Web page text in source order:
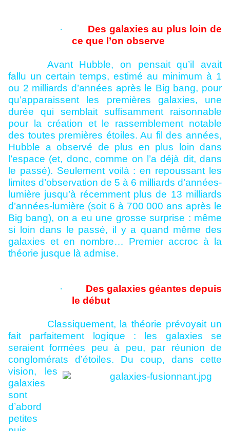
·
Des galaxies au plus loin de
ce que l’on observe
Avant Hubble, on pensait qu’il avait
fallu un certain temps, estimé au minimum à 1
ou 2 milliards d’années après le Big bang, pour
qu’apparaissent les premières galaxies, une
durée qui semblait suffisamment raisonnable
pour la création et le rassemblement notable
des toutes premières étoiles. Au fil des années,
Hubble a observé de plus en plus loin dans
l’espace (et, donc, comme on l’a déjà dit, dans
le passé). Seulement voilà : en repoussant les
limites d’observation de 5 à 6 milliards d’années-
lumière jusqu’à récemment plus de 13 milliards
d’années-lumière (soit 6 à 700 000 ans après le
Big bang), on a eu une grosse surprise : même
si loin dans le passé, il y a quand même des
galaxies et en nombre… Premier accroc à la
théorie jusque là admise.
·
Des galaxies géantes depuis
le début
Classiquement, la théorie prévoyait un
fait parfaitement logique : les galaxies se
seraient formées peu à peu, par réunion de
conglomérats d’étoiles. Du coup, dans cette
vision, les
galaxies
sont
d’abord
petites